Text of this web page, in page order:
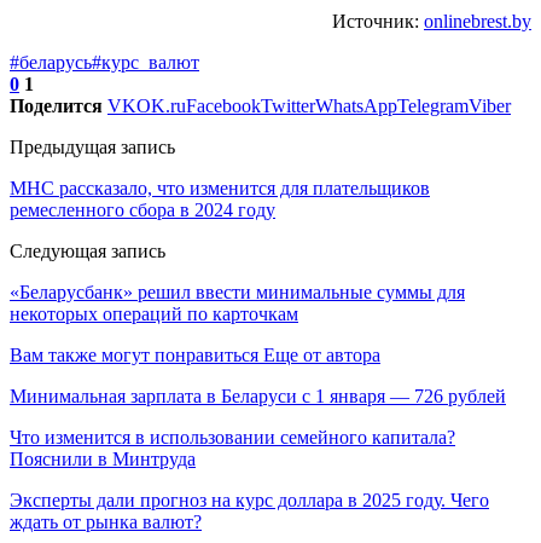
Источник: onlinebrest.by
#беларусь#курс_валют
0 1
Поделится VKOK.ruFacebookTwitterWhatsAppTelegramViber
Предыдущая запись
МНС рассказало, что изменится для плательщиков
ремесленного сбора в 2024 году
Следующая запись
«Беларусбанк» решил ввести минимальные суммы для
некоторых операций по карточкам
Вам также могут понравиться Еще от автора
Минимальная зарплата в Беларуси с 1 января — 726 рублей
Что изменится в использовании семейного капитала?
Пояснили в Минтруда
Эксперты дали прогноз на курс доллара в 2025 году. Чего
ждать от рынка валют?